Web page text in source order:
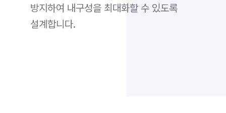
방지하여 내구성을 최대화할 수 있도록
설계합니다.